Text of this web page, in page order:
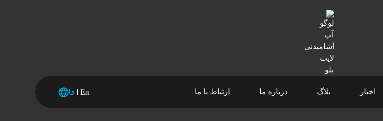
اخبار بلاگ درباره ما ارتباط با ما En فا